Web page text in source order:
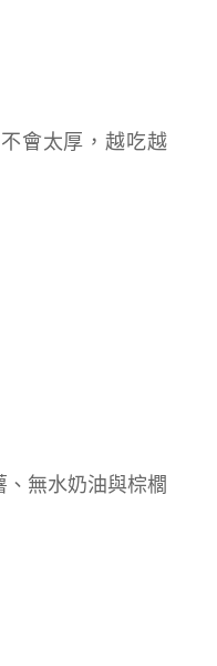
會太厚，越吃越
無水奶油與棕櫚